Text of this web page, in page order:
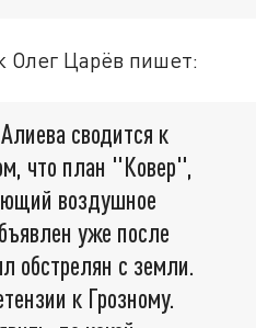
Олег Царёв пишет:
сводится к
что план "Ковер",
воздушное
уже после
обстрелян с земли.
к Грозному.